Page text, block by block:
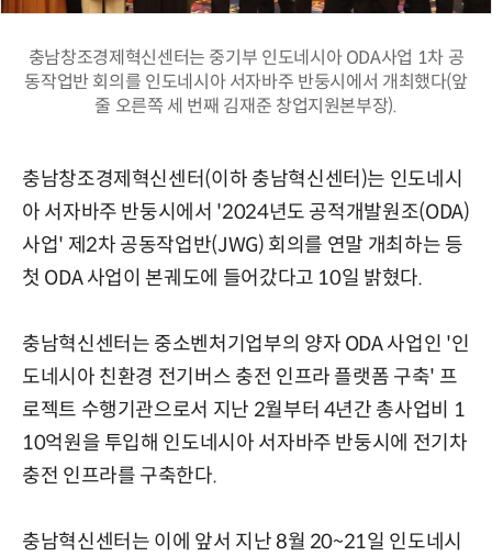
충남창조경제혁신센터는 중기부 인도네시아 ODA사업 1차 공
동작업반 회의를 인도네시아 서자바주 반둥시에서 개최했다(앞
줄 오른쪽 세 번째 김재준 창업지원본부장).
충남창조경제혁신센터(이하 충남혁신센터)는 인도네시
아 서자바주 반둥시에서 '2024년도 공적개발원조(ODA)
사업' 제2차 공동작업반(JWG) 회의를 연말 개최하는 등
첫 ODA 사업이 본궤도에 들어갔다고 10일 밝혔다.
충남혁신센터는 중소벤처기업부의 양자 ODA 사업인 '인
도네시아 친환경 전기버스 충전 인프라 플랫폼 구축' 프
로젝트 수행기관으로서 지난 2월부터 4년간 총사업비 1
10억원을 투입해 인도네시아 서자바주 반둥시에 전기차
충전 인프라를 구축한다.
충남혁신센터는 이에 앞서 지난 8월 20~21일 인도네시